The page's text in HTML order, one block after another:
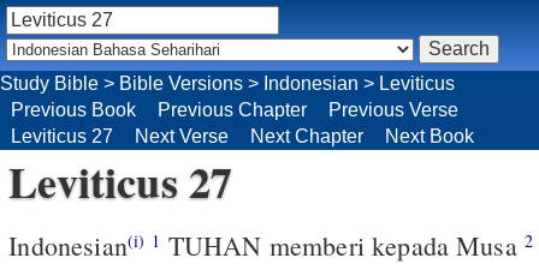
Leviticus 27
Indonesian(i) 1 TUHAN memberi kepada Musa 2
Study Bible > Bible Versions > Indonesian > Leviticus
Previous Book
Previous Chapter
Previous Verse
Leviticus 27
Next Verse Next Chapter Next Book